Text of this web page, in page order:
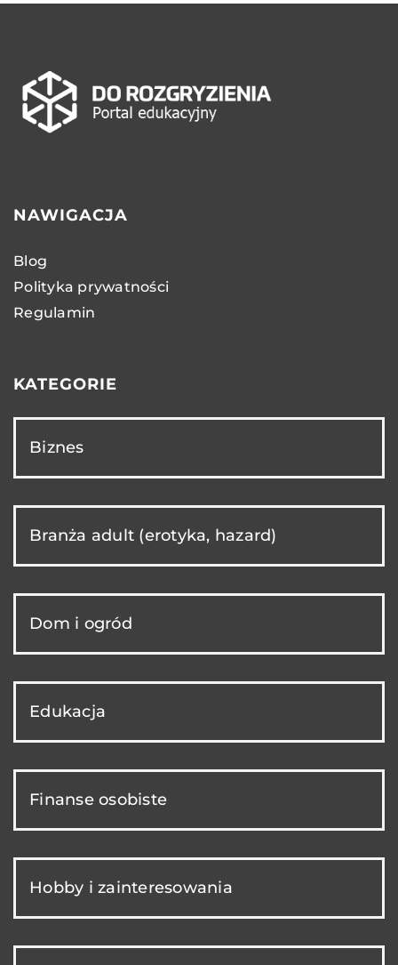
NAWIGACJA
Blog
Polityka prywatności
Regulamin
KATEGORIE
Biznes
Branża adult (erotyka, hazard)
Dom i ogród
Edukacja
Finanse osobiste
Hobby i zainteresowania